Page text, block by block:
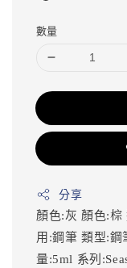
數量
分享
顏色:灰 顏色:棕
用:鋼筆 類型:鋼
量:5ml 系列